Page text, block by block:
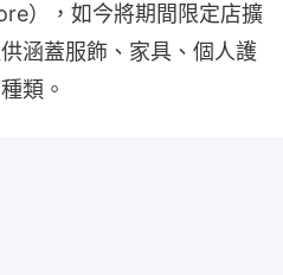
），如今將期間限定店擴
涵蓋服飾、家具、個人護
類。